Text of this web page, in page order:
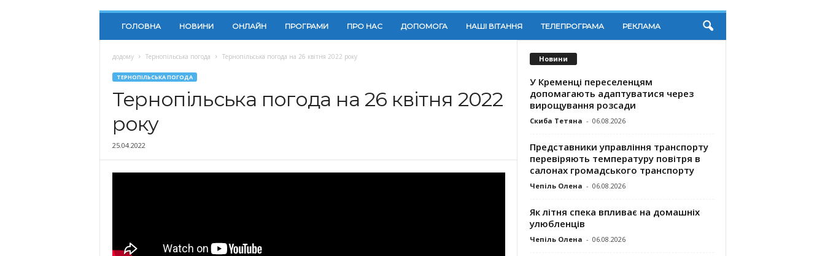
ГОЛОВНА НОВИНИ ОНЛАЙН ПРОГРАМИ ПРО НАС ДОПОМОГА НАШІ ВІТАННЯ ТЕЛЕПРОГРАМА РЕКЛАМА
додому Тернопільська погода Тернопільська погода на 26 квітня 2022 року
ТЕРНОПІЛЬСЬКА ПОГОДА
Тернопільська погода на 26 квітня 2022
року
25.04.2022
Новини
У Кременці переселенцям
допомагають адаптуватися через
вирощування розсади
Скиба Тетяна - 06.08.2026
Представники управління транспорту
перевіряють температуру повітря в
салонах громадського транспорту
Чепіль Олена - 06.08.2026
Як літня спека впливає на домашніх
улюбленців
Чепіль Олена - 06.08.2026